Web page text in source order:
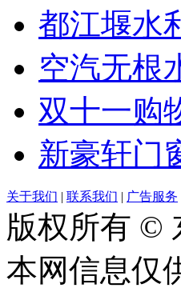
都江堰水
空汽无根
双十一购
新豪轩门
关于我们 | 联系我们 | 广告服务
版权所有 ©
本网信息仅